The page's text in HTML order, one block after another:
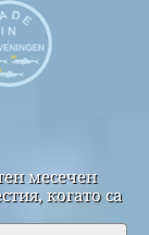
месечен
когато са